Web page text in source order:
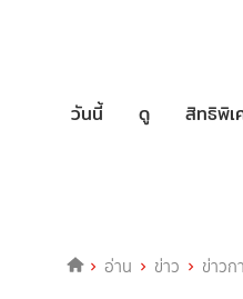
วันนี้ ดู สิทธิพิเ
อ่าน ข่าว ข่าวก